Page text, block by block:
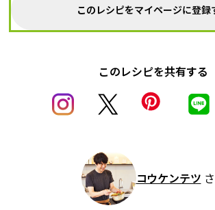
このレシピをマイページに登録
このレシピを共有する
コウケンテツ